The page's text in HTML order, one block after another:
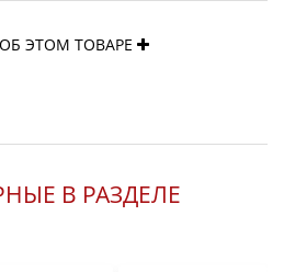
ЭТОМ ТОВАРЕ
В РАЗДЕЛЕ